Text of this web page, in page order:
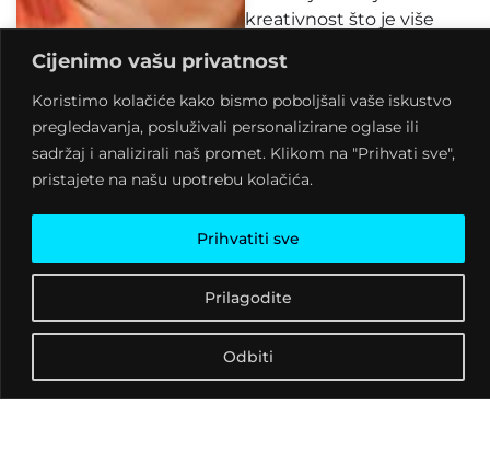
Cijenimo vašu privatnost
Koristimo kolačiće kako bismo poboljšali vaše iskustvo
pregledavanja, posluživali personalizirane oglase ili
sadržaj i analizirali naš promet. Klikom na "Prihvati sve",
pristajete na našu upotrebu kolačića.
Prilagodite
Odbiti
Prihvatiti sve
kreativnost što je više
2016. godine Sky je
osvojila titulu “Europska
hula hooperica godine”, a
2017. nominirana je za
najbolju svjetsku žensku
hula hoopericu godine.